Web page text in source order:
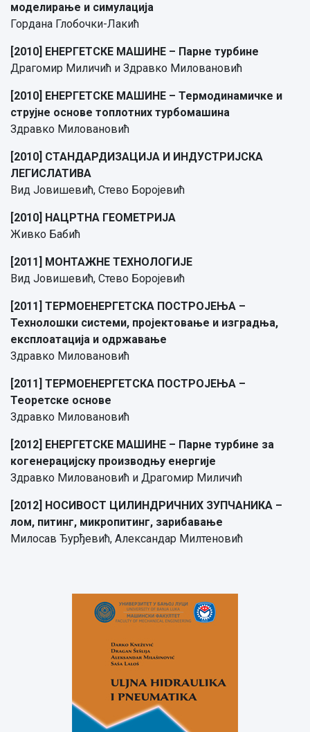
моделирање и симулација
Гордана Глобочки-Лакић
[2010] ЕНЕРГЕТСКЕ МАШИНЕ – Парне турбине
Драгомир Миличић и Здравко Миловановић
[2010] ЕНЕРГЕТСКЕ МАШИНЕ – Термодинамичке и
струјне основе топлотних турбомашина
Здравко Миловановић
[2010] СТАНДАРДИЗАЦИЈА И ИНДУСТРИЈСКА
ЛЕГИСЛАТИВА
Вид Јовишевић, Стево Боројевић
[2010] НАЦРТНА ГЕОМЕТРИЈА
Живко Бабић
[2011] МОНТАЖНЕ ТЕХНОЛОГИЈЕ
Вид Јовишевић, Стево Боројевић
[2011] ТЕРМОЕНЕРГЕТСКА ПОСТРОЈЕЊА –
Технолошки системи, пројектовање и изградња,
експлоатација и одржавање
Здравко Миловановић
[2011] ТЕРМОЕНЕРГЕТСКА ПОСТРОЈЕЊА –
Теоретске основе
Здравко Миловановић
[2012] ЕНЕРГЕТСКЕ МАШИНЕ – Парне турбине за
когенерацијску производњу енергије
Здравко Миловановић и Драгомир Миличић
[2012] НОСИВОСТ ЦИЛИНДРИЧНИХ ЗУПЧАНИКА –
лом, питинг, микропитинг, зарибавање
Милосав Ђурђевић, Александар Милтеновић